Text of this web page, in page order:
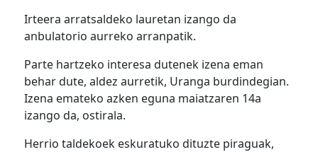
Irteera arratsaldeko lauretan izango da
anbulatorio aurreko arranpatik.
Parte hartzeko interesa dutenek izena eman
behar dute, aldez aurretik, Uranga burdindegian.
Izena emateko azken eguna maiatzaren 14a
izango da, ostirala.
Herrio taldekoek eskuratuko dituzte piraguak,